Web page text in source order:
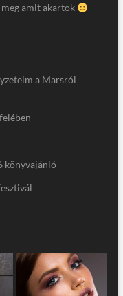
amit akartok
a Marsról
könyvajánló